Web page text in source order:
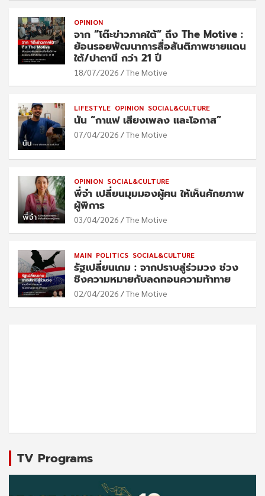
OPINION
จาก “โต๊ะข่าวภาคใต้” ถึง The Motive :
ย้อนรอยพัฒนาการสื่อสันติภาพชายแดน
ใต้/ปาตานี กว่า 21 ปี
18/07/2026 The Motive
LIFESTYLE OPINION SOCIAL&CULTURE
นัน “กาแฟ เสียงเพลง และโอกาส”
07/04/2026 The Motive
OPINION SOCIAL&CULTURE
พี่จ๋า เปลี่ยนมุมมองผู้ฅน ให้เห็นศักยภาพ
ผู้พิการ
03/04/2026 The Motive
MAIN POLITICS SOCIAL&CULTURE
รัฐเปลี่ยนเกม : จากปราบสู่ร่วมวง ช่วง
ชิงความหมายกับลดทอนความท้าทาย
02/04/2026 The Motive
TV Programs